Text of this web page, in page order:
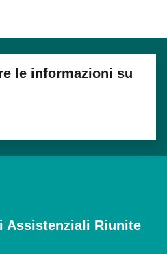
le informazioni su
Assistenziali Riunite